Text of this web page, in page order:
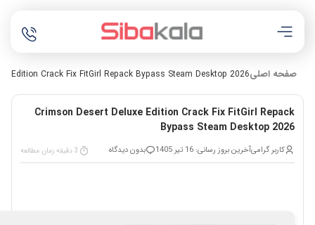
صفحه اصلیEdition Crack Fix FitGirl Repack Bypass Steam Desktop 2026
Crimson Desert Deluxe Edition Crack Fix FitGirl Repack
Bypass Steam Desktop 2026
کاربر گرامیآخرین بروز رسانی: 16 تیر 1405 بدون دیدگاه 3 دقیقه زمان مطالعه